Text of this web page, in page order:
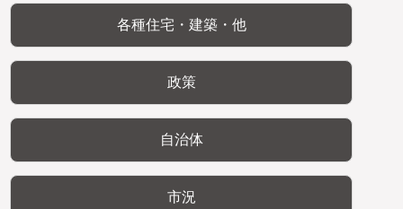
各種住宅・建築・他
政策
自治体
市況